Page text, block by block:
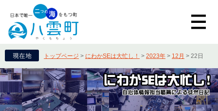
トップページ > にわかSEは大忙し！ > 2023年 > 12月 > 22日